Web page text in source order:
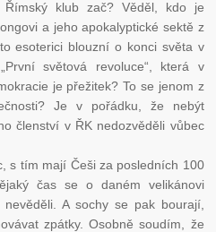
klub zač? Věděl, kdo je
a jeho apokalyptické sektě z
esoterici blouzní o konci světa v
světová revoluce“, která v
je přežitek? To se jenom z
Je v pořádku, že nebýt
členství v ŘK nedozvěděli vůbec
s tím mají Češi za posledních 100
čas se o daném velikánovi
A sochy se pak bourají,
zpátky. Osobně soudím, že